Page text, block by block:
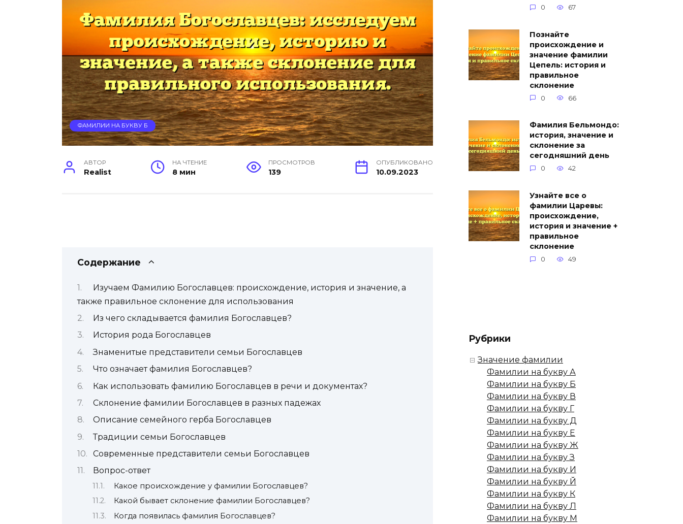
ФАМИЛИИ НА БУКВУ Б
АВТОР
Realist
НА ЧТЕНИЕ
8 мин
ПРОСМОТРОВ
139
ОПУБЛИКОВАНО
10.09.2023
Содержание
Изучаем Фамилию Богославцев: происхождение, история и значение, а
также правильное склонение для использования
Из чего складывается фамилия Богославцев?
История рода Богославцев
Знаменитые представители семьи Богославцев
Что означает фамилия Богославцев?
Как использовать фамилию Богославцев в речи и документах?
Склонение фамилии Богославцев в разных падежах
Описание семейного герба Богославцев
Традиции семьи Богославцев
Современные представители семьи Богославцев
Вопрос-ответ
Какое происхождение у фамилии Богославцев?
Какой бывает склонение фамилии Богославцев?
Когда появилась фамилия Богославцев?
0 67
Познайте
происхождение и
значение фамилии
Цепель: история и
правильное
склонение
0 66
Фамилия Бельмондо:
история, значение и
склонение за
сегодняшний день
0 42
Узнайте все о
фамилии Царевы:
происхождение,
история и значение +
правильное
склонение
0 49
Рубрики
Значение фамилии
Фамилии на букву А
Фамилии на букву Б
Фамилии на букву В
Фамилии на букву Г
Фамилии на букву Д
Фамилии на букву Е
Фамилии на букву Ж
Фамилии на букву З
Фамилии на букву И
Фамилии на букву Й
Фамилии на букву К
Фамилии на букву Л
Фамилии на букву М